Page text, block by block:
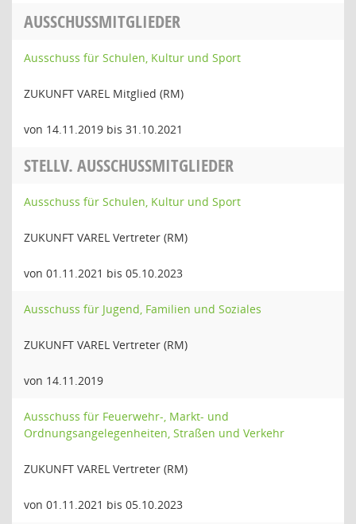
AUSSCHUSSMITGLIEDER
Ausschuss für Schulen, Kultur und Sport
ZUKUNFT VAREL Mitglied (RM)
von 14.11.2019 bis 31.10.2021
STELLV. AUSSCHUSSMITGLIEDER
Ausschuss für Schulen, Kultur und Sport
ZUKUNFT VAREL Vertreter (RM)
von 01.11.2021 bis 05.10.2023
Ausschuss für Jugend, Familien und Soziales
ZUKUNFT VAREL Vertreter (RM)
von 14.11.2019
Ausschuss für Feuerwehr-, Markt- und
Ordnungsangelegenheiten, Straßen und Verkehr
ZUKUNFT VAREL Vertreter (RM)
von 01.11.2021 bis 05.10.2023